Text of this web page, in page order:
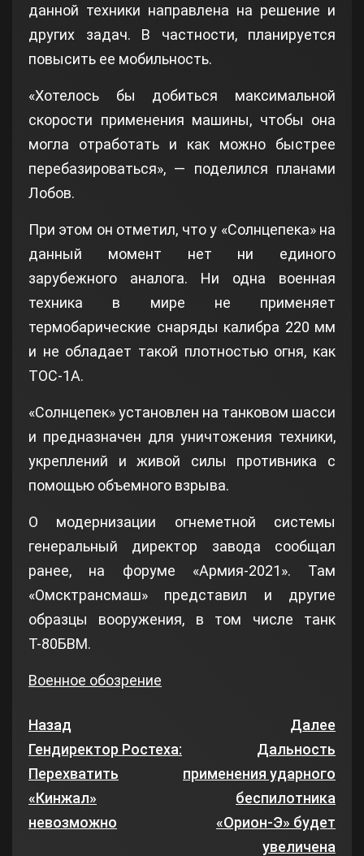
данной техники направлена на решение и
других задач. В частности, планируется
повысить ее мобильность.
«Хотелось бы добиться максимальной
скорости применения машины, чтобы она
могла отработать и как можно быстрее
перебазироваться», — поделился планами
Лобов.
При этом он отметил, что у «Солнцепека» на
данный момент нет ни единого
зарубежного аналога. Ни одна военная
техника в мире не применяет
термобарические снаряды калибра 220 мм
и не обладает такой плотностью огня, как
ТОС-1А.
«Солнцепек» установлен на танковом шасси
и предназначен для уничтожения техники,
укреплений и живой силы противника с
помощью объемного взрыва.
О модернизации огнеметной системы
генеральный директор завода сообщал
ранее, на форуме «Армия-2021». Там
«Омсктрансмаш» представил и другие
образцы вооружения, в том числе танк
Т-80БВМ.
Военное обозрение
Назад
Гендиректор Ростеха:
Перехватить
«Кинжал»
невозможно
Далее
Дальность
применения ударного
беспилотника
«Орион-Э» будет
увеличена